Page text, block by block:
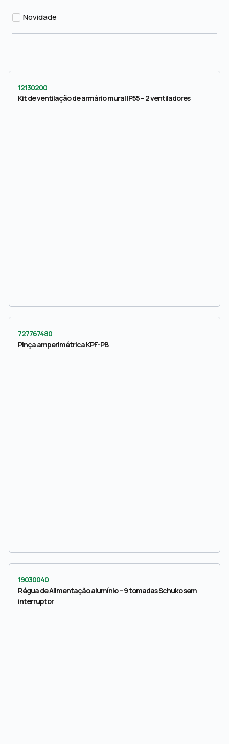
Novidade
12130200
Kit de ventilação de armário mural IP55 – 2 ventiladores
727767480
Pinça amperimétrica KPF-PB
19030040
Régua de Alimentação alumínio – 9 tomadas Schuko sem
interruptor